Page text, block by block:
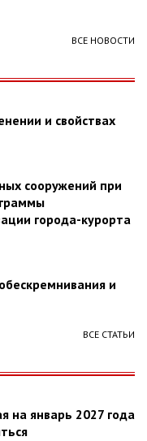
ВСЕ НОВОСТИ
и свойствах
сооружений при
города-курорта
и
ВСЕ СТАТЬИ
на январь 2027 года